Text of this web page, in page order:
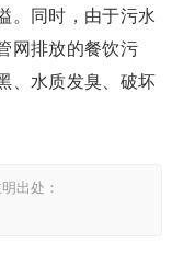
。同时，由于污水
网排放的餐饮污
、水质发臭、破坏
出处：